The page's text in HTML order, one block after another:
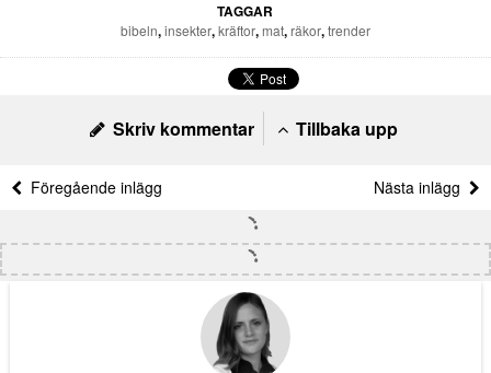
TAGGAR
bibeln,insekter,kräftor,mat,räkor,trender
Skriv kommentar Tillbaka upp
Föregående inlägg Nästa inlägg